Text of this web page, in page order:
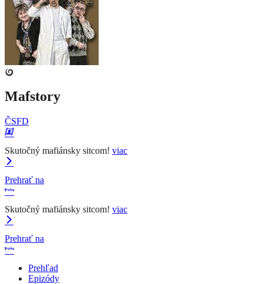
Mafstory
ČSFD
Skutočný mafiánsky sitcom! viac
Prehrať na
Skutočný mafiánsky sitcom! viac
Prehrať na
Prehľad
Epizódy